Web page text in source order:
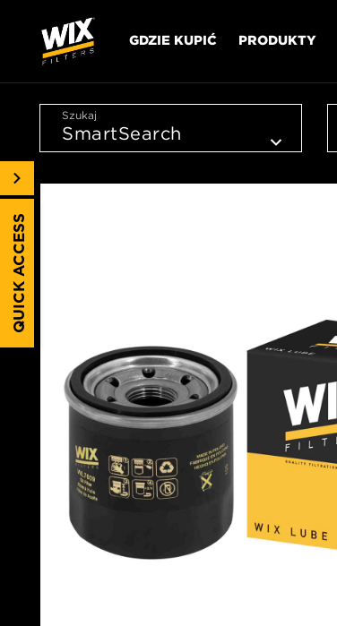
GDZIE KUPIĆ PRODUKTY
Szukaj
QUICK ACCESS